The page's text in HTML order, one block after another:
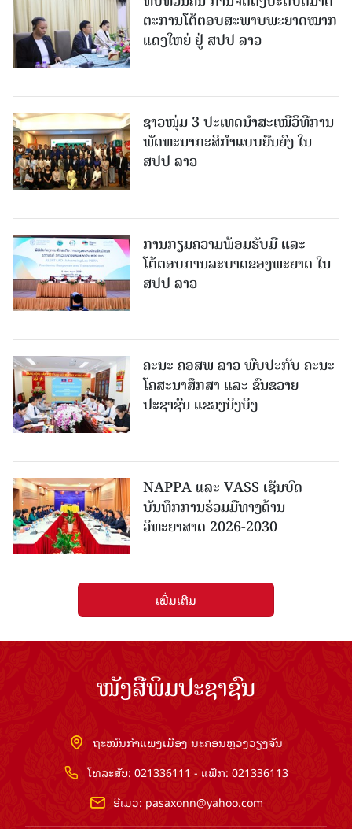
ຕະການໂຕ້ຕອບສະພາບພະຍາດໝາກ
ແດງໃຫຍ່ ຢູ່ ສປປ ລາວ
ຊາວໜຸ່ມ 3 ປະເທດນຳສະເໜີວິທີການ
ພັດທະນາກະສິກຳແບບຍືນຍົງ ໃນ
ສປປ ລາວ
ການກຽມຄວາມພ້ອມຮັບມື ແລະ
ໂຕ້ຕອບການລະບາດຂອງພະຍາດ ໃນ
ສປປ ລາວ
ຄະນະ ຄອສພ ລາວ ພົບປະກັບ ຄະນະ
ໂຄສະນາສຶກສາ ແລະ ຂົນຂວາຍ
ປະຊາຊົນ ແຂວງນິງບິງ
NAPPA ແລະ VASS ເຊັນບົດ
ບັນທຶກການຮ່ວມມືທາງດ້ານ
ວິທະຍາສາດ 2026-2030
ເພີ່ມເຕີມ
ໜັງສືພິມປະຊາຊົນ
ຖະໜົນກຳແພງເມືອງ ນະຄອນຫຼວງວຽງຈັນ
ໂທລະສັບ: 021336111 - ແຟັກ: 021336113
ອີເມວ: pasaxonn@yahoo.com